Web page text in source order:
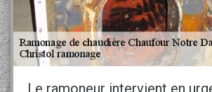
Le ramoneur intervient en